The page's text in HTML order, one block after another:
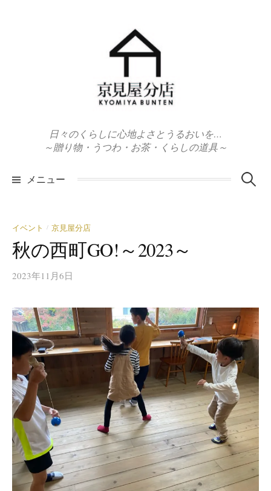
日々のくらしに心地よさとうるおいを…
～贈り物・うつわ・お茶・くらしの道具～
メニュー 検
イベント / 京見屋分店
秋の西町GO!～2023～
2023年11月6日